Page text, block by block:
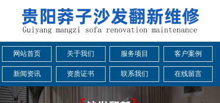
网站首页 关于我们 服务项目 客户案例
新闻资讯 资质证书 联系我们 在线留言